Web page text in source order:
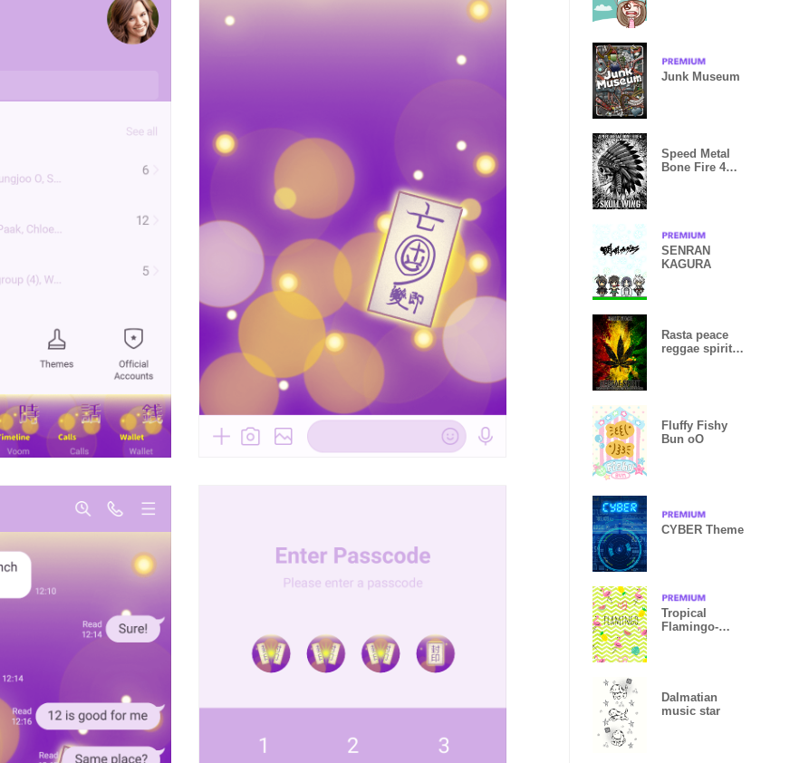
Junk Museum
Speed Metal
Bone Fire 4
SENRAN
KAGURA
Rasta peace
reggae spirit
Fluffy Fishy
Bun oO
CYBER Theme
Tropical
Flamingo-
Dalmatian
music star